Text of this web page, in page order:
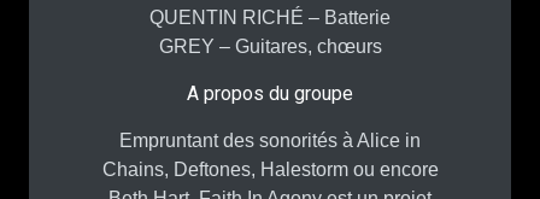
QUENTIN RICHÉ – Batterie
GREY – Guitares, chœurs
A propos du groupe
Empruntant des sonorités à Alice in
Chains, Deftones, Halestorm ou encore